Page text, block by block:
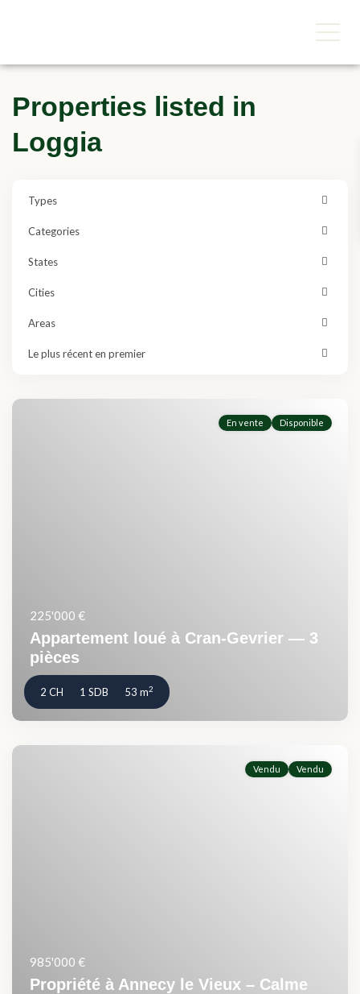
Properties listed in
Loggia
Types
Categories
States
Cities
Areas
Le plus récent en premier
En vente Disponible
225'000 €
Appartement loué à Cran-Gevrier — 3
pièces
2 CH 1 SDB 53 m2
Vendu Vendu
985'000 €
Propriété à Annecy le Vieux – Calme